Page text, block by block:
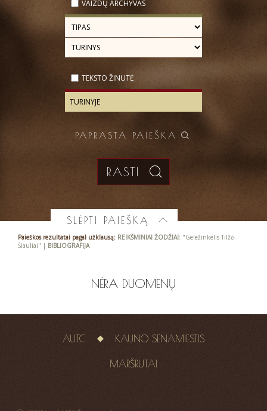
VAIZDŲ ARCHYVAS
TEKSTO ŽINUTĖ
PAPRASTA PAIEŠKA
SLĖPTI PAIEŠKĄ
Paieškos rezultatai pagal užklausą: REIKŠMINIAI ŽODŽIAI: "Geležinkelis Tilžė-
Šiauliai" | BIBLIOGRAFIJA
NĖRA DUOMENŲ
AUTC KAUNO SENAMIESTIS
MARŠRUTAI